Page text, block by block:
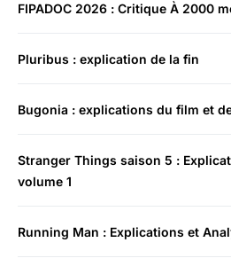
FIPADOC 2026 : Critique À 2000
Pluribus : explication de la fin
Bugonia : explications du film et
Stranger Things saison 5 :
volume 1
Running Man : Explications et